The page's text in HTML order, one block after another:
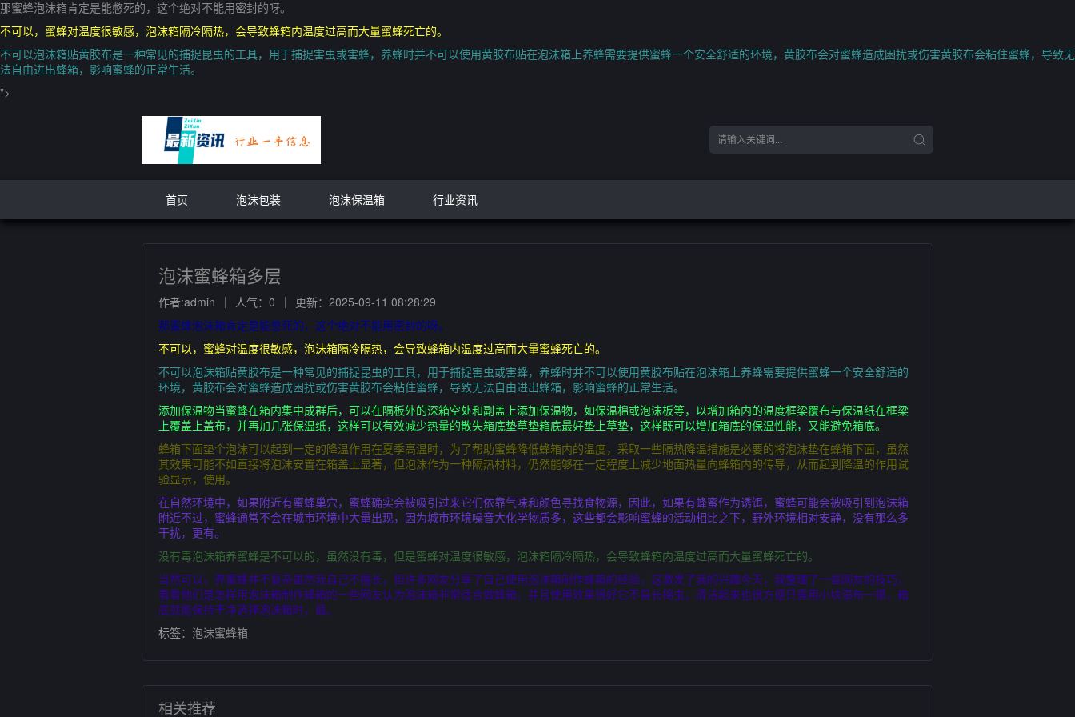
那蜜蜂泡沫箱肯定是能憋死的，这个绝对不能用密封的呀。
不可以，蜜蜂对温度很敏感，泡沫箱隔冷隔热，会导致蜂箱内温度过高而大量蜜蜂死亡的。
不可以泡沫箱贴黄胶布是一种常见的捕捉昆虫的工具，用于捕捉害虫或害蜂，养蜂时并不可以使用黄胶布贴在泡沫箱上养蜂需要提供蜜蜂一个安全舒适的环境，黄胶布会对蜜蜂造成困扰或伤害黄胶布会粘住蜜蜂，导致无
法自由进出蜂箱，影响蜜蜂的正常生活。
">
首页 泡沫包装 泡沫保温箱 行业资讯
泡沫蜜蜂箱多层
作者:admin 人气：0
更新：2025-09-11 08:28:29
那蜜蜂泡沫箱肯定是能憋死的，这个绝对不能用密封的呀。
不可以，蜜蜂对温度很敏感，泡沫箱隔冷隔热，会导致蜂箱内温度过高而大量蜜蜂死亡的。
不可以泡沫箱贴黄胶布是一种常见的捕捉昆虫的工具，用于捕捉害虫或害蜂，养蜂时并不可以使用黄胶布贴在泡沫箱上养蜂需要提供蜜蜂一个安全舒适的
环境，黄胶布会对蜜蜂造成困扰或伤害黄胶布会粘住蜜蜂，导致无法自由进出蜂箱，影响蜜蜂的正常生活。
添加保温物当蜜蜂在箱内集中成群后，可以在隔板外的深箱空处和副盖上添加保温物，如保温棉或泡沫板等，以增加箱内的温度框梁覆布与保温纸在框梁
上覆盖上盖布，并再加几张保温纸，这样可以有效减少热量的散失箱底垫草垫箱底最好垫上草垫，这样既可以增加箱底的保温性能，又能避免箱底。
蜂箱下面垫个泡沫可以起到一定的降温作用在夏季高温时，为了帮助蜜蜂降低蜂箱内的温度，采取一些隔热降温措施是必要的将泡沫垫在蜂箱下面，虽然
其效果可能不如直接将泡沫安置在箱盖上显著，但泡沫作为一种隔热材料，仍然能够在一定程度上减少地面热量向蜂箱内的传导，从而起到降温的作用试
验显示，使用。
在自然环境中，如果附近有蜜蜂巢穴，蜜蜂确实会被吸引过来它们依靠气味和颜色寻找食物源，因此，如果有蜂蜜作为诱饵，蜜蜂可能会被吸引到泡沫箱
附近不过，蜜蜂通常不会在城市环境中大量出现，因为城市环境噪音大化学物质多，这些都会影响蜜蜂的活动相比之下，野外环境相对安静，没有那么多
干扰，更有。
没有毒泡沫箱养蜜蜂是不可以的，虽然没有毒，但是蜜蜂对温度很敏感，泡沫箱隔冷隔热，会导致蜂箱内温度过高而大量蜜蜂死亡的。
当然可以，养蜜蜂并不复杂虽然我自己不擅长，但许多网友分享了自己使用泡沫箱制作蜂箱的经验，这激发了我的兴趣今天，我整理了一些网友的技巧，
看看他们是怎样用泡沫箱制作蜂箱的一些网友认为泡沫箱非常适合做蜂箱，并且使用效果很好它不易长棉虫，清洁起来也很方便只需用小块湿布一擦，箱
底就能保持干净选择泡沫箱时，最。
标签： 泡沫蜜蜂箱
相关推荐